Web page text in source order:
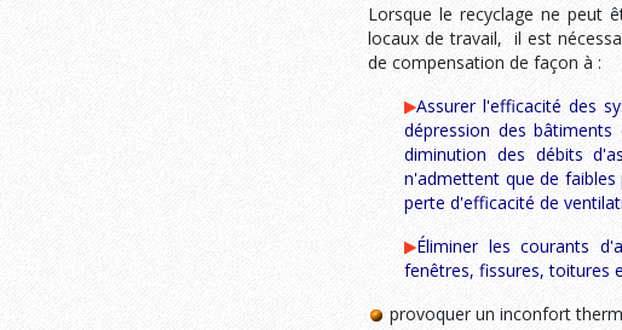
Lorsque le recyclage ne peut
locaux de travail, il est
de compensation de façon à :
Assurer l'efficacité des
dépression des
diminution des débits
n'admettent que de
perte d'efficacité de
Éliminer les courants
fenêtres, fissures, toitures
provoquer un inconfort